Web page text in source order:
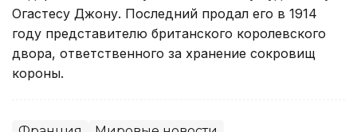
Огастесу Джону. Последний продал его в 1914
году представителю британского королевского
двора, ответственного за хранение сокровищ
короны.